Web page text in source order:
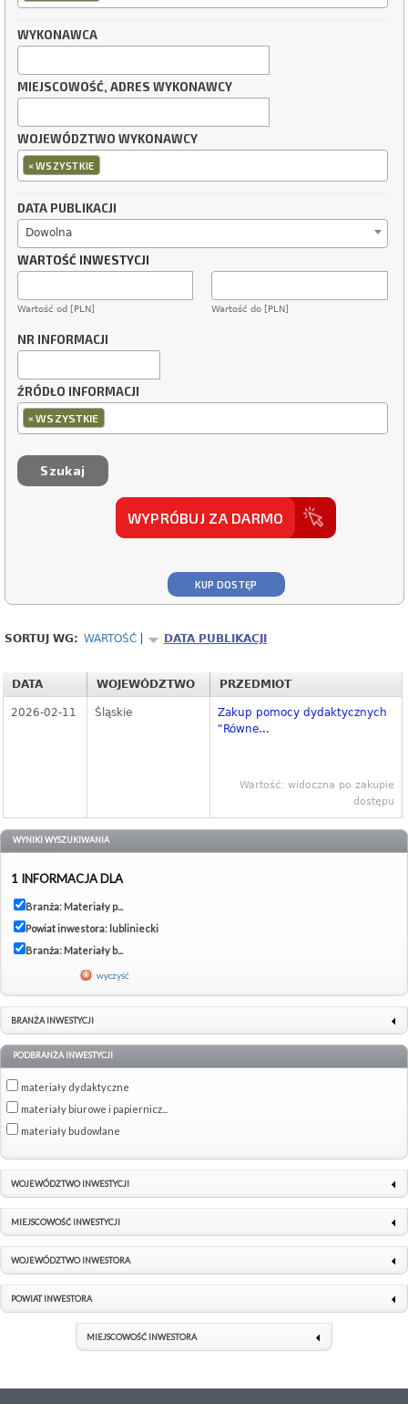
WYKONAWCA
MIEJSCOWOŚĆ, ADRES WYKONAWCY
WOJEWÓDZTWO WYKONAWCY
×WSZYSTKIE
DATA PUBLIKACJI
Dowolna
WARTOŚĆ INWESTYCJI
Wartość od [PLN] Wartość do [PLN]
NR INFORMACJI
ŹRÓDŁO INFORMACJI
×WSZYSTKIE
WYPRÓBUJ ZA DARMO
KUP DOSTĘP
SORTUJ WG: WARTOŚĆ DATA PUBLIKACJI
DATA WOJEWÓDZTWO PRZEDMIOT
2026-02-11 Śląskie
Zakup pomocy dydaktycznych
"Równe...
Wartość: widoczna po zakupie
dostępu
WYNIKI WYSZUKIWANIA
1 INFORMACJA DLA
Branża: Materiały p...
Powiat inwestora: lubliniecki
Branża: Materiały b...
wyczyść
BRANŻA INWESTYCJI
PODBRANŻA INWESTYCJI
materiały dydaktyczne
materiały biurowe i papiernicz...
materiały budowlane
WOJEWÓDZTWO INWESTYCJI
MIEJSCOWOŚĆ INWESTYCJI
WOJEWÓDZTWO INWESTORA
POWIAT INWESTORA
MIEJSCOWOŚĆ INWESTORA